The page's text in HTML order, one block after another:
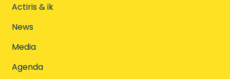
Actiris & ik
News
Media
Agenda